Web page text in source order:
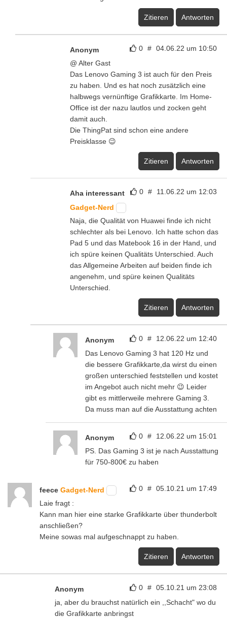
Zitieren Antworten
0 # 04.06.22 um 10:50
Anonym
@ Alter Gast
Das Lenovo Gaming 3 ist auch für den Preis
zu haben. Und es hat noch zusätzlich eine
halbwegs vernünftige Grafikkarte. Im Home-
Office ist der nazu lautlos und zocken geht
damit auch.
Die ThingPat sind schon eine andere
Preisklasse 😉
Zitieren Antworten
0 # 11.06.22 um 12:03
Aha interessant
Gadget-Nerd
Naja, die Qualität von Huawei finde ich nicht
schlechter als bei Lenovo. Ich hatte schon das
Pad 5 und das Matebook 16 in der Hand, und
ich spüre keinen Qualitäts Unterschied. Auch
das Allgemeine Arbeiten auf beiden finde ich
angenehm, und spüre keinen Qualitäts
Unterschied.
Zitieren Antworten
0 # 12.06.22 um 12:40
Anonym
Das Lenovo Gaming 3 hat 120 Hz und
die bessere Grafikkarte,da wirst du einen
großen unterschied feststellen und kostet
im Angebot auch nicht mehr 😉 Leider
gibt es mittlerweile mehrere Gaming 3.
Da muss man auf die Ausstattung achten
0 # 12.06.22 um 15:01
Anonym
PS. Das Gaming 3 ist je nach Ausstattung
für 750-800€ zu haben
0 # 05.10.21 um 17:49
feece Gadget-Nerd
Laie fragt :
Kann man hier eine starke Grafikkarte über thunderbolt
anschließen?
Meine sowas mal aufgeschnappt zu haben.
Zitieren Antworten
0 # 05.10.21 um 23:08
Anonym
ja, aber du brauchst natürlich ein ,,Schacht" wo du
die Grafikkarte anbringst